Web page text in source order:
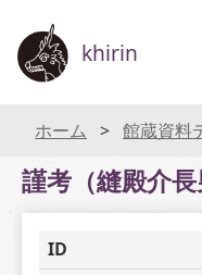
khirin
ホーム 館蔵資料
謹考（縫殿介長
ID